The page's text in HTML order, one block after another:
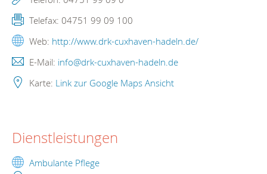
Telefax: 04751 99 09 100
Web: http://www.drk-cuxhaven-hadeln.de/
E-Mail: info@drk-cuxhaven-hadeln.de
Karte: Link zur Google Maps Ansicht
Dienstleistungen
Ambulante Pflege